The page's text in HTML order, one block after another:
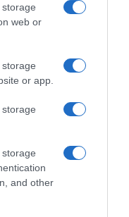
web or
or app.
and other
per animali domestici
12,91€
Pulci, Zecche, Zanzare
- 65 cm Regolabile,
e Sicuro 100%
(1, ROSA, 72CM)